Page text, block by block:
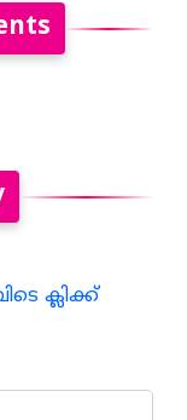
ക്ലിക്ക്